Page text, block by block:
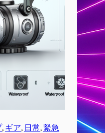
, ギア, 日常, 緊急